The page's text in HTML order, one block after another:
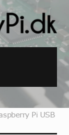
Pi USB